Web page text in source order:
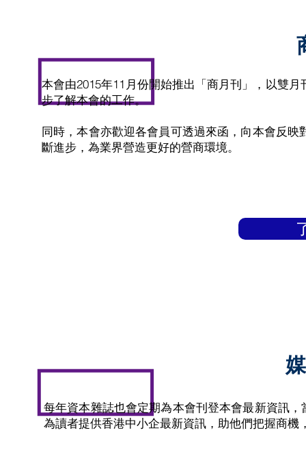
本會由2015年11月份開始推出「商月刊」，以雙
步了解本會的工作。
同時，本會亦歡迎各會員可透過來函，向本會反
斷進步，為業界營造更好的營商環境。
每年資本雜誌也會定期為本會刊登本會最新資訊
為讀者提供香港中小企最新資訊，助他們把握商機